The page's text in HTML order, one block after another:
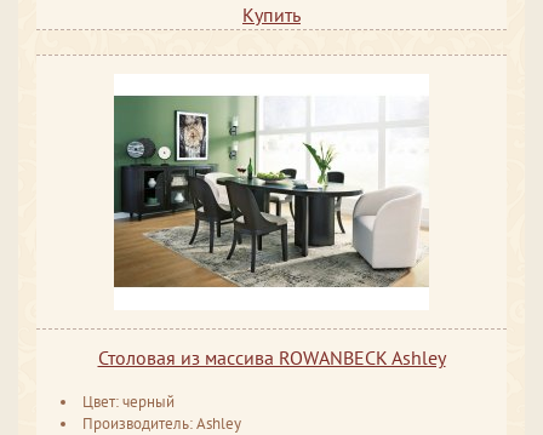
Купить
Столовая из массива ROWANBECK Ashley
Цвет: черный
Производитель: Ashley